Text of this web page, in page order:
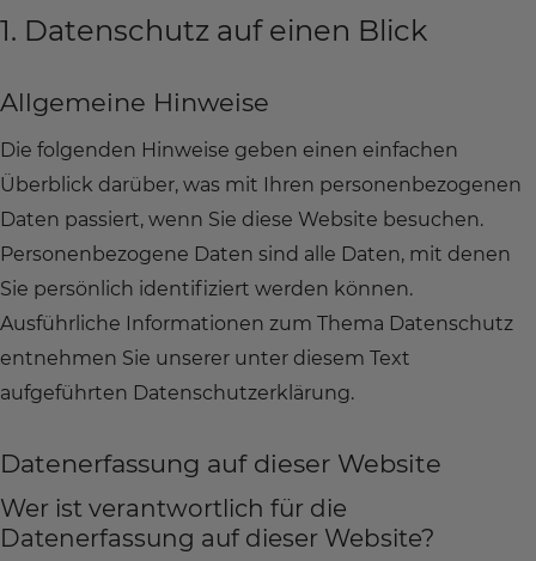
1. Datenschutz auf einen Blick
Allgemeine Hinweise
Die folgenden Hinweise geben einen einfachen
Überblick darüber, was mit Ihren personenbezogenen
Daten passiert, wenn Sie diese Website besuchen.
Personenbezogene Daten sind alle Daten, mit denen
Sie persönlich identifiziert werden können.
Ausführliche Informationen zum Thema Datenschutz
entnehmen Sie unserer unter diesem Text
aufgeführten Datenschutzerklärung.
Datenerfassung auf dieser Website
Wer ist verantwortlich für die
Datenerfassung auf dieser Website?